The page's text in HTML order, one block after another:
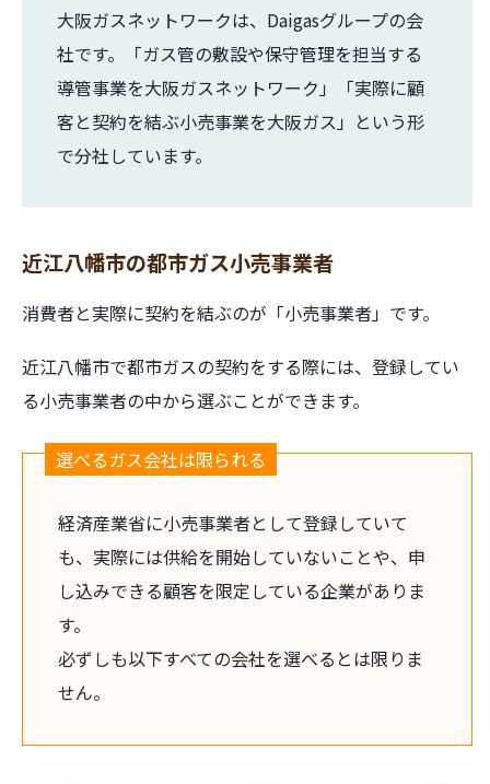
大阪ガスネットワークは、Daigasグループの会
社です。「ガス管の敷設や保守管理を担当する
導管事業を大阪ガスネットワーク」「実際に顧
客と契約を結ぶ小売事業を大阪ガス」という形
で分社しています。
近江八幡市の都市ガス小売事業者
消費者と実際に契約を結ぶのが「小売事業者」です。
近江八幡市で都市ガスの契約をする際には、登録してい
る小売事業者の中から選ぶことができます。
選べるガス会社は限られる
経済産業省に小売事業者として登録していて
も、実際には供給を開始していないことや、申
し込みできる顧客を限定している企業がありま
す。
必ずしも以下すべての会社を選べるとは限りま
せん。